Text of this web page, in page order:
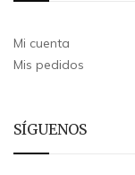
Mi cuenta
Mis pedidos
SÍGUENOS